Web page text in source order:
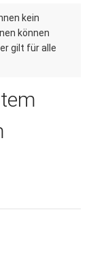
kein
können
gilt für alle